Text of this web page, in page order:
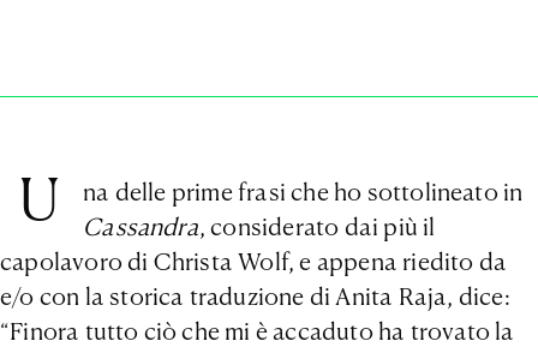
U
na delle prime frasi che ho sottolineato in
Cassandra, considerato dai più il
capolavoro di Christa Wolf, e appena riedito da
e/o con la storica traduzione di Anita Raja, dice:
“Finora tutto ciò che mi è accaduto ha trovato la